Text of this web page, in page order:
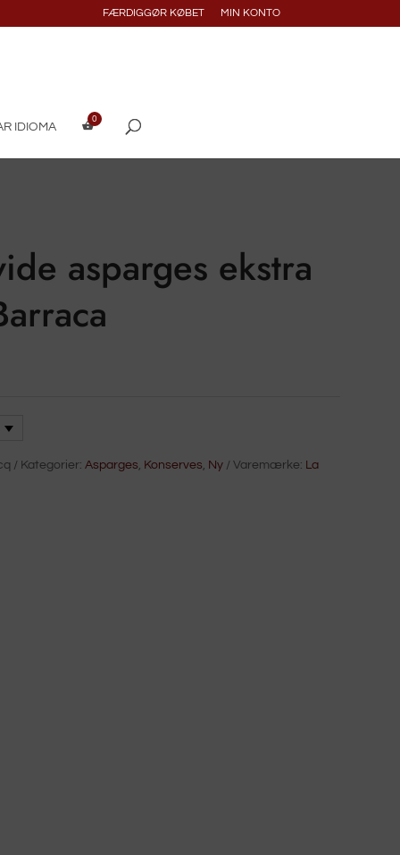
FÆRDIGGØR KØBET MIN KONTO
IDIOMA
asparges ekstra
Kategorier:Asparges, Konserves, Ny Varemærke: La